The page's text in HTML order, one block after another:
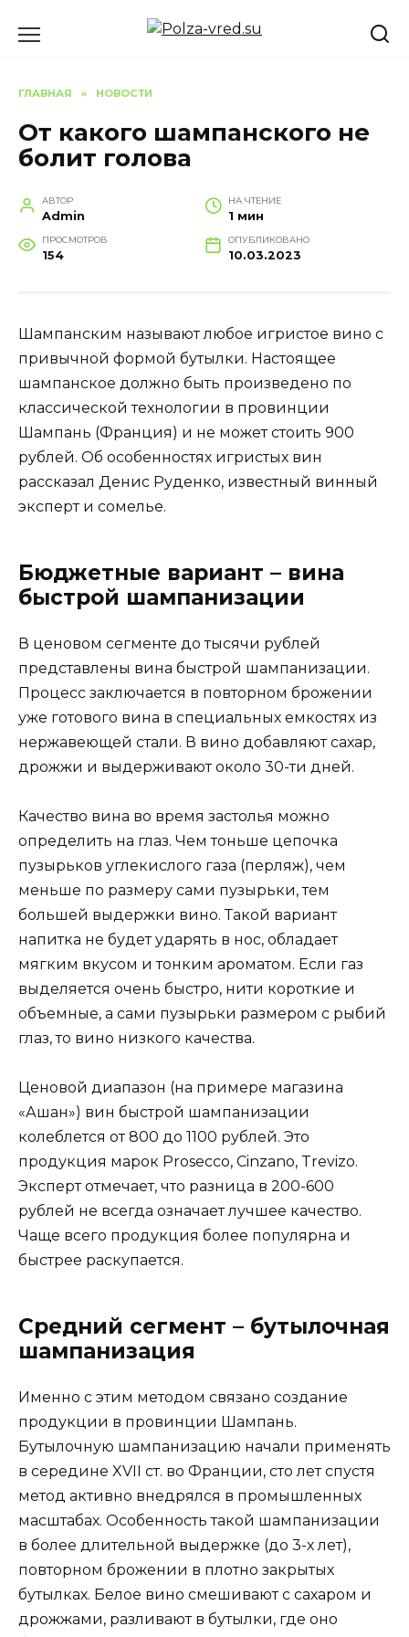
ГЛАВНАЯ » НОВОСТИ
От какого шампанского не
болит голова
АВТОР
Admin
НА ЧТЕНИЕ
1 мин
ПРОСМОТРОВ
154
ОПУБЛИКОВАНО
10.03.2023
Шампанским называют любое игристое вино с
привычной формой бутылки. Настоящее
шампанское должно быть произведено по
классической технологии в провинции
Шампань (Франция) и не может стоить 900
рублей. Об особенностях игристых вин
рассказал Денис Руденко, известный винный
эксперт и сомелье.
Бюджетные вариант – вина
быстрой шампанизации
В ценовом сегменте до тысячи рублей
представлены вина быстрой шампанизации.
Процесс заключается в повторном брожении
уже готового вина в специальных емкостях из
нержавеющей стали. В вино добавляют сахар,
дрожжи и выдерживают около 30-ти дней.
Качество вина во время застолья можно
определить на глаз. Чем тоньше цепочка
пузырьков углекислого газа (перляж), чем
меньше по размеру сами пузырьки, тем
большей выдержки вино. Такой вариант
напитка не будет ударять в нос, обладает
мягким вкусом и тонким ароматом. Если газ
выделяется очень быстро, нити короткие и
объемные, а сами пузырьки размером с рыбий
глаз, то вино низкого качества.
Ценовой диапазон (на примере магазина
«Ашан») вин быстрой шампанизации
колеблется от 800 до 1100 рублей. Это
продукция марок Prosecco, Cinzano, Trevizo.
Эксперт отмечает, что разница в 200-600
рублей не всегда означает лучшее качество.
Чаще всего продукция более популярна и
быстрее раскупается.
Средний сегмент – бутылочная
шампанизация
Именно с этим методом связано создание
продукции в провинции Шампань.
Бутылочную шампанизацию начали применять
в середине XVII ст. во Франции, сто лет спустя
метод активно внедрялся в промышленных
масштабах. Особенность такой шампанизации
в более длительной выдержке (до 3-х лет),
повторном брожении в плотно закрытых
бутылках. Белое вино смешивают с сахаром и
дрожжами, разливают в бутылки, где оно